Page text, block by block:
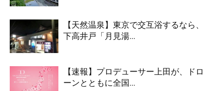
【天然温泉】東京で交互浴するなら、
下高井戸「月見湯...
【速報】プロデューサー上田が、ドロ
ーンとともに全国...